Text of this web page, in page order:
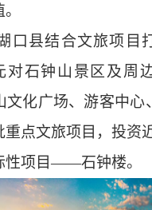
县结合文旅项目
对石钟山景区及周
文化广场、游客中心
重点文旅项目，投资
性项目——石钟楼。